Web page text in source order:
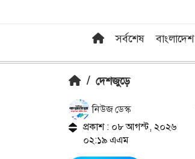
সর্বশেষ বাংলাদেশ
/ দেশজুড়ে
নিউজ ডেস্ক
প্রকাশ : ০৮ আগস্ট, ২০২৬
০২:১৯ এএম